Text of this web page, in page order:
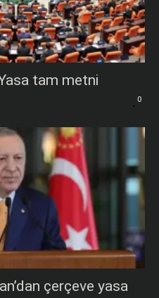
tam metni
0
çerçeve yasa